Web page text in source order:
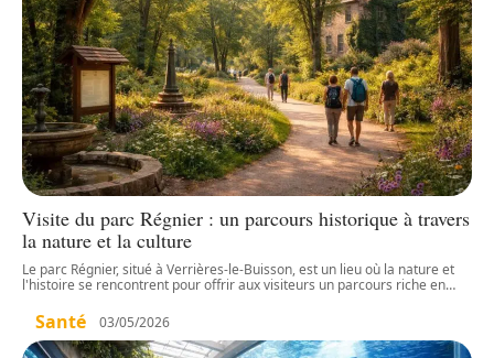
Visite du parc Régnier : un parcours historique à travers
la nature et la culture
Le parc Régnier, situé à Verrières-le-Buisson, est un lieu où la nature et
l'histoire se rencontrent pour offrir aux visiteurs un parcours riche en…
Santé 03/05/2026